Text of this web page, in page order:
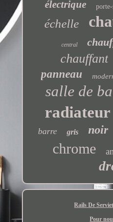
électrique
échelle
central
chauffant
panneau
salle de
radiateur
barre gris noir
chrome
Rails De
Pour